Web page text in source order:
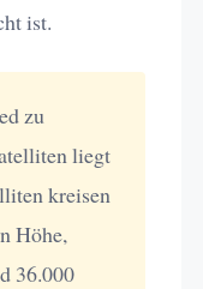
ist.
zu
liegt
kreisen
Höhe,
36.000